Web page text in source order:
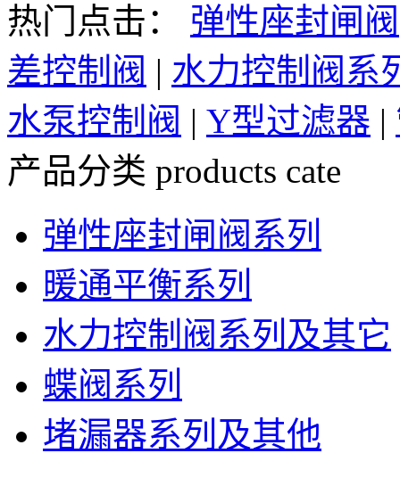
热门点击： 弹性座封闸阀
差控制阀 | 水力控制阀系
水泵控制阀 | Y型过滤器 |
产品分类 products cate
弹性座封闸阀系列
暖通平衡系列
水力控制阀系列及其它
蝶阀系列
堵漏器系列及其他